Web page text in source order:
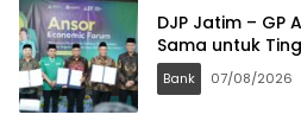
DJP Jatim – GP
Sama untuk
Bank 07/08/2026